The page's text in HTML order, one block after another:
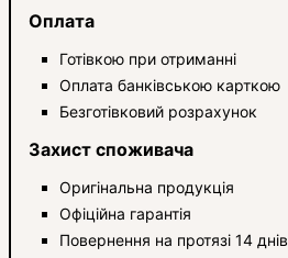
Оплата
Готівкою при отриманні
Оплата банківською карткою
Безготівковий розрахунок
Захист споживача
Оригінальна продукція
Офіційна гарантія
Повернення на протязі 14 днів